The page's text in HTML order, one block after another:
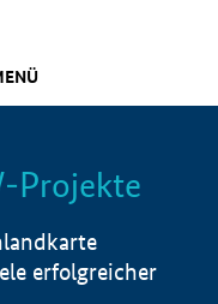
Info
Projekte
erfolgreicher